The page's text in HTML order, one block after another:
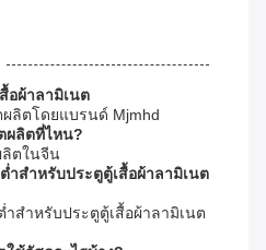
อผ้าลามิเนต
ลิตโดยแบรนด์ Mjmhd
ผลิตที่ไหน?
ลิตในจีน
สำหรับประตูตู้เสื้อผ้าลามิเนต
สำหรับประตูตู้เสื้อผ้าลามิเนต